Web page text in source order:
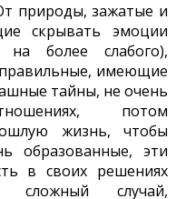
природы, зажатые и
скрывать эмоции
более слабого),
имеющие
тайны, не очень
потом
жизнь, чтобы
образованные, эти
в своих решениях
случай,